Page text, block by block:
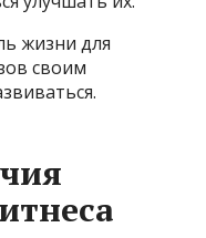
жизни для
своим